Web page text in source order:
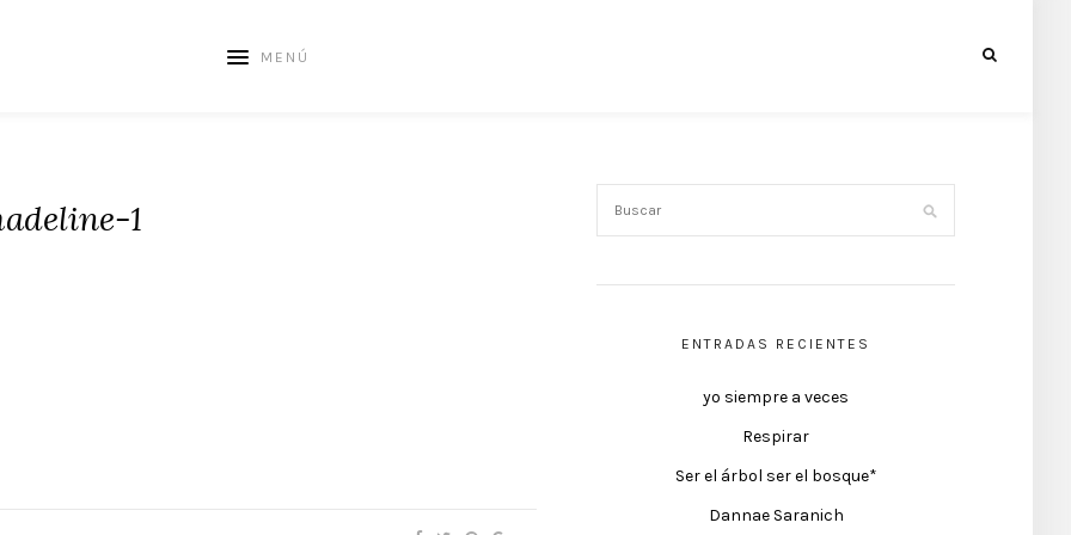
MENÚ
1
ENTRADAS RECIENTES
yo siempre a veces
Respirar
Ser el árbol ser el bosque*
Dannae Saranich